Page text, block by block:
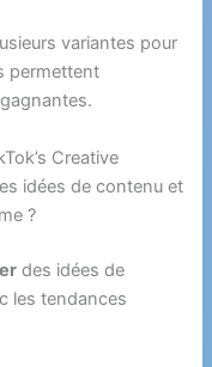
variantes pour
permettent
Creative
idées de contenu et
?
des idées de
les tendances